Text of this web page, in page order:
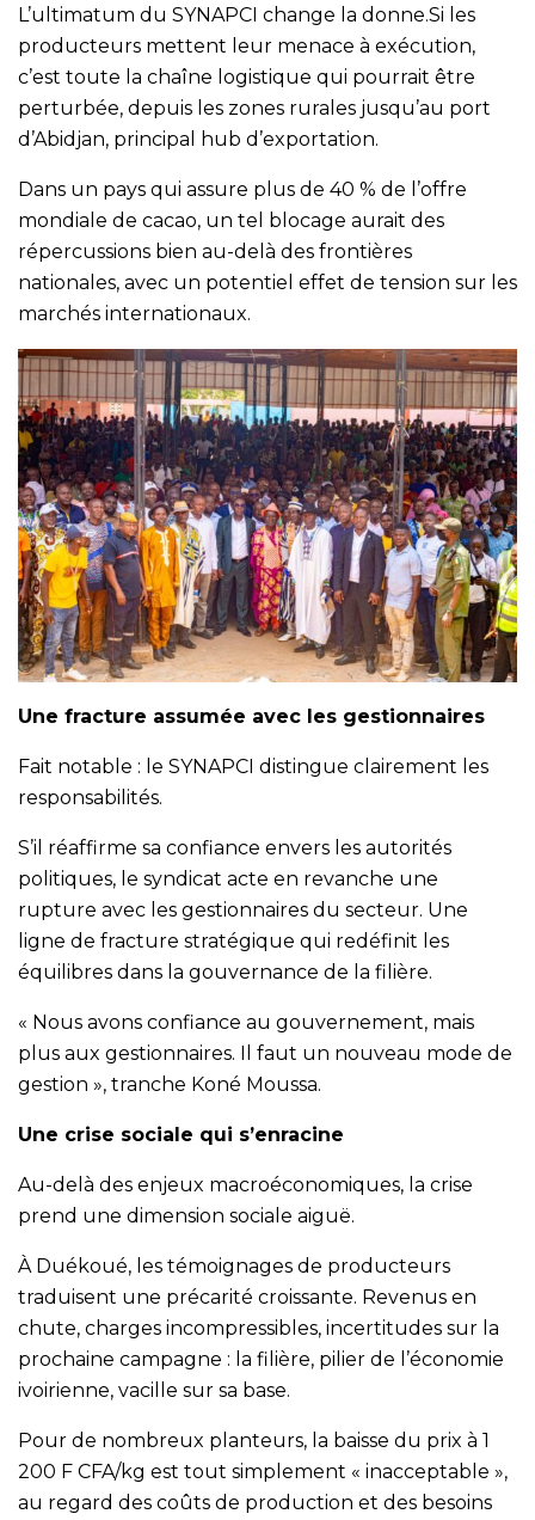
L’ultimatum du SYNAPCI change la donne.Si les
producteurs mettent leur menace à exécution,
c’est toute la chaîne logistique qui pourrait être
perturbée, depuis les zones rurales jusqu’au port
d’Abidjan, principal hub d’exportation.
Dans un pays qui assure plus de 40 % de l’offre
mondiale de cacao, un tel blocage aurait des
répercussions bien au-delà des frontières
nationales, avec un potentiel effet de tension sur les
marchés internationaux.
Une fracture assumée avec les gestionnaires
Fait notable : le SYNAPCI distingue clairement les
responsabilités.
S’il réaffirme sa confiance envers les autorités
politiques, le syndicat acte en revanche une
rupture avec les gestionnaires du secteur. Une
ligne de fracture stratégique qui redéfinit les
équilibres dans la gouvernance de la filière.
« Nous avons confiance au gouvernement, mais
plus aux gestionnaires. Il faut un nouveau mode de
gestion », tranche Koné Moussa.
Une crise sociale qui s’enracine
Au-delà des enjeux macroéconomiques, la crise
prend une dimension sociale aiguë.
À Duékoué, les témoignages de producteurs
traduisent une précarité croissante. Revenus en
chute, charges incompressibles, incertitudes sur la
prochaine campagne : la filière, pilier de l’économie
ivoirienne, vacille sur sa base.
Pour de nombreux planteurs, la baisse du prix à 1
200 F CFA/kg est tout simplement « inacceptable »,
au regard des coûts de production et des besoins